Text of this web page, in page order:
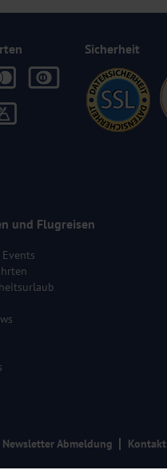
Sicherheit
und Flugreisen
Newsletter Abmeldung Kontakt